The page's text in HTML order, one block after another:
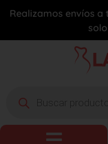
Realizamos envíos a